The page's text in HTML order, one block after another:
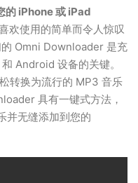
的 iPhone 或 iPad
欢使用的简单而令人惊叹
Omni Downloader 是充
Android 设备的关键。
转换为流行的 MP3 音乐
具有一键式方法，
并无缝添加到您的